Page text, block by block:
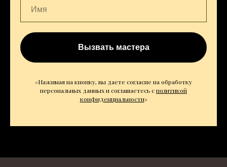
Вызвать мастера
«Нажимая на кнопку, вы даете согласие на обработку
персональных данных и соглашаетесь cполитикой
конфиденциальности»